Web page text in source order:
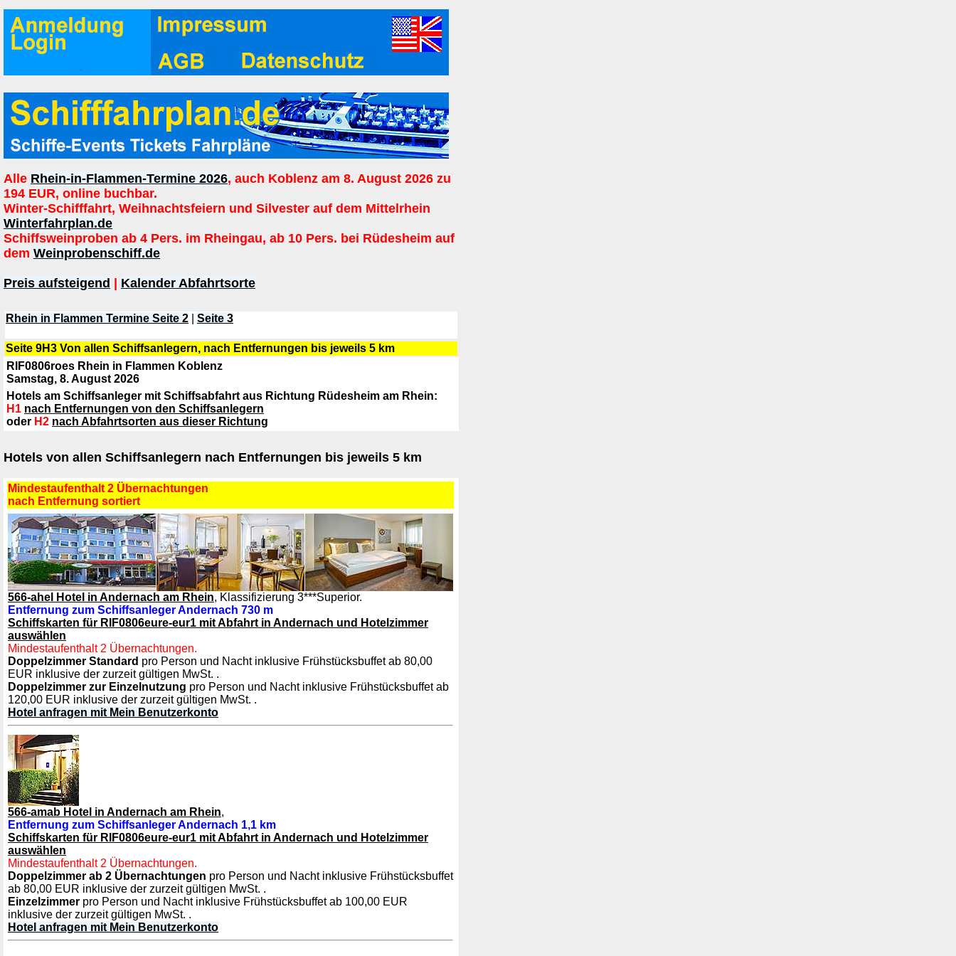
Alle Rhein-in-Flammen-Termine 2026, auch Koblenz am 8. August 2026 zu
194 EUR, online buchbar.
Winter-Schifffahrt, Weihnachtsfeiern und Silvester auf dem Mittelrhein
Winterfahrplan.de
Schiffsweinproben ab 4 Pers. im Rheingau, ab 10 Pers. bei Rüdesheim auf
dem Weinprobenschiff.de
Preis aufsteigend Kalender Abfahrtsorte
Rhein in Flammen Termine Seite 2 Seite 3
Seite 9H3 Von allen Schiffsanlegern, nach Entfernungen bis jeweils 5 km
RIF0806roes Rhein in Flammen Koblenz
Samstag, 8. August 2026
Hotels am Schiffsanleger mit Schiffsabfahrt aus Richtung Rüdesheim am Rhein:
H1 nach Entfernungen von den Schiffsanlegern
oder H2 nach Abfahrtsorten aus dieser Richtung
Hotels von allen Schiffsanlegern nach Entfernungen bis jeweils 5 km
Mindestaufenthalt 2 Übernachtungen
nach Entfernung sortiert
566-ahel Hotel in Andernach am Rhein, Klassifizierung 3***Superior.
Entfernung zum Schiffsanleger Andernach 730 m
Schiffskarten für RIF0806eure-eur1 mit Abfahrt in Andernach und Hotelzimmer
auswählen
Mindestaufenthalt 2 Übernachtungen.
Doppelzimmer Standard pro Person und Nacht inklusive Frühstücksbuffet ab 80,00
EUR inklusive der zurzeit gültigen MwSt. .
Doppelzimmer zur Einzelnutzung pro Person und Nacht inklusive Frühstücksbuffet ab
120,00 EUR inklusive der zurzeit gültigen MwSt. .
Hotel anfragen mit Mein Benutzerkonto
566-amab Hotel in Andernach am Rhein,
Entfernung zum Schiffsanleger Andernach 1,1 km
Schiffskarten für RIF0806eure-eur1 mit Abfahrt in Andernach und Hotelzimmer
auswählen
Mindestaufenthalt 2 Übernachtungen.
Doppelzimmer ab 2 Übernachtungen pro Person und Nacht inklusive Frühstücksbuffet
ab 80,00 EUR inklusive der zurzeit gültigen MwSt. .
Einzelzimmer pro Person und Nacht inklusive Frühstücksbuffet ab 100,00 EUR
inklusive der zurzeit gültigen MwSt. .
Hotel anfragen mit Mein Benutzerkonto